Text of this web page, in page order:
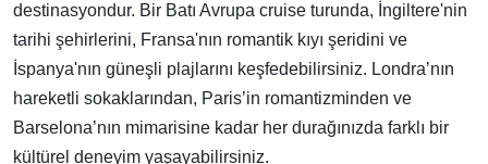
destinasyondur. Bir Batı Avrupa cruise turunda, İngiltere'nin
tarihi şehirlerini, Fransa'nın romantik kıyı şeridini ve
İspanya'nın güneşli plajlarını keşfedebilirsiniz. Londra’nın
hareketli sokaklarından, Paris’in romantizminden ve
Barselona’nın mimarisine kadar her durağınızda farklı bir
kültürel deneyim yaşayabilirsiniz.